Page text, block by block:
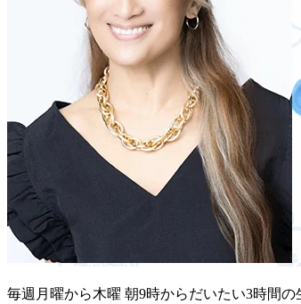
毎週月曜から木曜 朝9時からだいたい3時間の